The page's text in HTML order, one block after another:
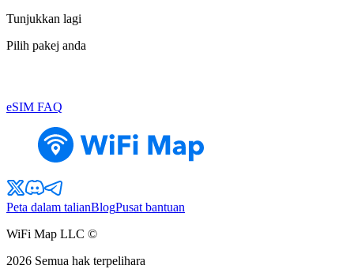
Tunjukkan lagi
Pilih pakej anda
eSIM FAQ
Peta dalam talianBlogPusat bantuan
WiFi Map LLC ©
2026 Semua hak terpelihara